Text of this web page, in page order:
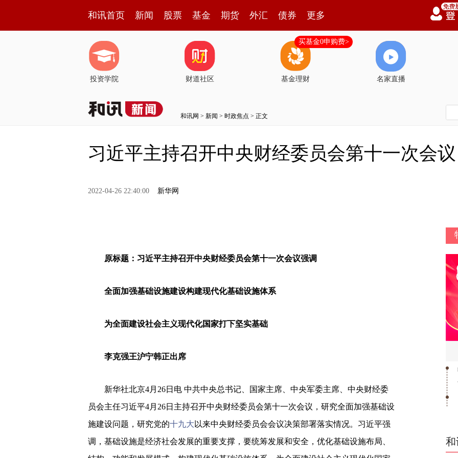
和讯首页 新闻 股票 基金 期货 外汇 债券 更多
投资学院 财道社区 基金理财
买基金0申购费>
名家直播
和讯网 > 新闻 > 时政焦点 > 正文
习近平主持召开中央财经委员会第十一次会议
2022-04-26 22:40:00 新华网
原标题：习近平主持召开中央财经委员会第十一次会议强调
全面加强基础设施建设构建现代化基础设施体系
为全面建设社会主义现代化国家打下坚实基础
李克强王沪宁韩正出席
新华社北京4月26日电 中共中央总书记、国家主席、中央军委主席、中央财经委
员会主任习近平4月26日主持召开中央财经委员会第十一次会议，研究全面加强基础设
施建设问题，研究党的十九大 以来中央财经委员会会议决策部署落实情况。习近平强
调，基础设施是经济社会发展的重要支撑，要统筹发展和安全，优化基础设施布局、
和